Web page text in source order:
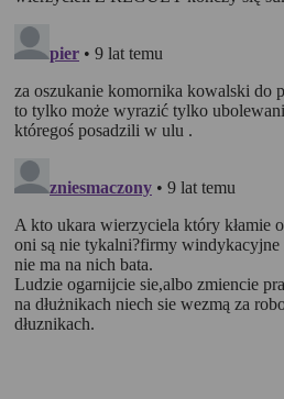
Informacje zapisane w plikach
zawartości strony internetowej do
użytkownika. użytkowników.
funkcjonowania pewnych
połączenia z serwerem;
cookies uwierzytelniające
dodatkowych
cookie analityczne, służą
użytkowników, preferencji
podczas odwiedzin strony i
usług oferowanych za
Rankomat wykorzystuje w swoich
cookies w następujących celach: